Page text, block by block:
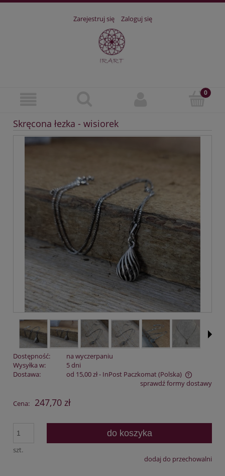
Zarejestruj się Zaloguj się
Skręcona łezka - wisiorek
Dostępność:
na wyczerpaniu
Wysyłka w:
5 dni
Dostawa:
od 15,00 zł- InPost Paczkomat(Polska)
Cena nie zawiera ewentualnych kosztów płatnościsprawdź formy dostawy
Cena: 247,70 zł
szt.
do koszyka
dodaj do przechowalni